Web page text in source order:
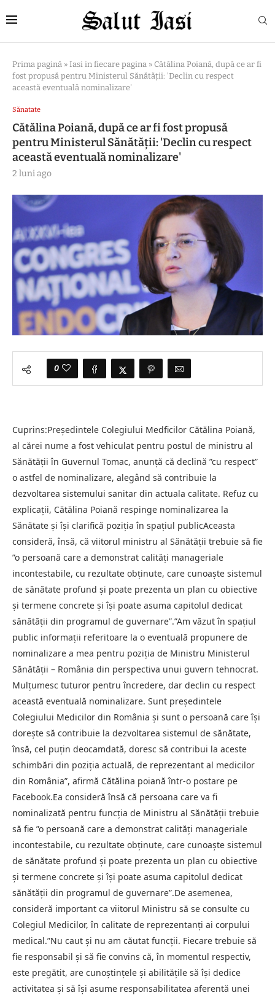
Prima pagină » Iasi in fiecare pagina » Cătălina Poiană, după ce ar fi
fost propusă pentru Ministerul Sănătății: 'Declin cu respect
această eventuală nominalizare'
Sănatate
Cătălina Poiană, după ce ar fi fost propusă
pentru Ministerul Sănătății: 'Declin cu respect
această eventuală nominalizare'
2 luni ago
0
Cuprins:Preşedintele Colegiului Medficilor Cătălina Poiană,
al cărei nume a fost vehiculat pentru postul de ministru al
Sănătăţii în Guvernul Tomac, anunţă că declină ”cu respect”
o astfel de nominalizare, alegând să contribuie la
dezvoltarea sistemului sanitar din actuala calitate. Refuz cu
explicații, Cătălina Poiană respinge nominalizarea la
Sănătate și își clarifică poziția în spațiul publicAceasta
consideră, însă, că viitorul ministru al Sănătăţii trebuie să fie
”o persoană care a demonstrat calităţi manageriale
incontestabile, cu rezultate obţinute, care cunoaşte sistemul
de sănătate profund şi poate prezenta un plan cu obiective
şi termene concrete şi îşi poate asuma capitolul dedicat
sănătăţii din programul de guvernare”.”Am văzut în spaţiul
public informaţii referitoare la o eventuală propunere de
nominalizare a mea pentru poziţia de Ministru Ministerul
Sănătăţii – România din perspectiva unui guvern tehnocrat.
Mulţumesc tuturor pentru încredere, dar declin cu respect
această eventuală nominalizare. Sunt preşedintele
Colegiului Medicilor din România şi sunt o persoană care îşi
doreşte să contribuie la dezvoltarea sistemul de sănătate,
însă, cel puţin deocamdată, doresc să contribui la aceste
schimbări din poziţia actuală, de reprezentant al medicilor
din România”, afirmă Cătălina poiană într-o postare pe
Facebook.Ea consideră însă că persoana care va fi
nominalizată pentru funcţia de Ministru al Sănătăţii trebuie
să fie ”o persoană care a demonstrat calităţi manageriale
incontestabile, cu rezultate obţinute, care cunoaşte sistemul
de sănătate profund şi poate prezenta un plan cu obiective
şi termene concrete şi îşi poate asuma capitolul dedicat
sănătăţii din programul de guvernare”.De asemenea,
consideră important ca viitorul Ministru să se consulte cu
Colegiul Medicilor, în calitate de reprezentanţi ai corpului
medical.”Nu caut şi nu am căutat funcţii. Fiecare trebuie să
fie responsabil şi să fie convins că, în momentul respectiv,
este pregătit, are cunoştinţele şi abilităţile să îşi dedice
activitatea şi să îşi asume responsabilitatea aferentă unei